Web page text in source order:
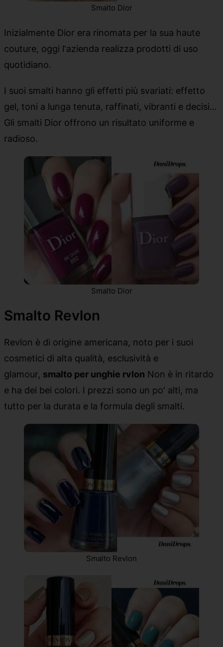
Smalto Dior
Inizialmente Dior era rinomata per la sua haute
couture, oggi l'azienda realizza prodotti di uso
quotidiano.
I suoi smalti hanno gli effetti più svariati: effetto
gel, toni a lunga tenuta, raffinati, vibranti e decisi…
Gli smalti Dior offrono un risultato uniforme e
radioso.
Smalto Dior
Smalto Revlon
Revlon è di origine americana, noto per i suoi
cosmetici di alta qualità, esclusività e
glamour, smalto per unghie rvlon Non è in ritardo
e ha dei bei colori. I prezzi sono un po' alti, ma
tutto per la durata e la formula degli smalti.
Smalto Revlon